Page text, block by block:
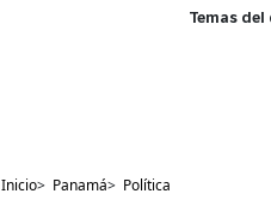
Inicio> Panamá> Política